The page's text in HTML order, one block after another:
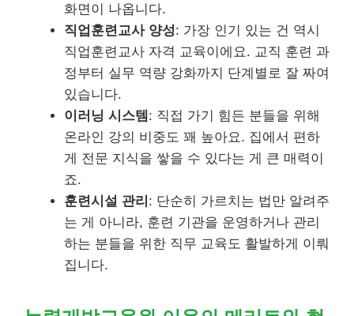
화면이 나옵니다.
직업훈련교사 양성: 가장 인기 있는 건 역시
직업훈련교사 자격 교육이에요. 교직 훈련 과
정부터 실무 역량 강화까지 단계별로 잘 짜여
있습니다.
이러닝 시스템 : 직접 가기 힘든 분들을 위해
온라인 강의 비중도 꽤 높아요. 집에서 편하
게 전문 지식을 쌓을 수 있다는 게 큰 매력이
죠.
훈련시설 관리 : 단순히 가르치는 법만 알려주
는 게 아니라, 훈련 기관을 운영하거나 관리
하는 분들을 위한 직무 교육도 활발하게 이뤄
집니다.